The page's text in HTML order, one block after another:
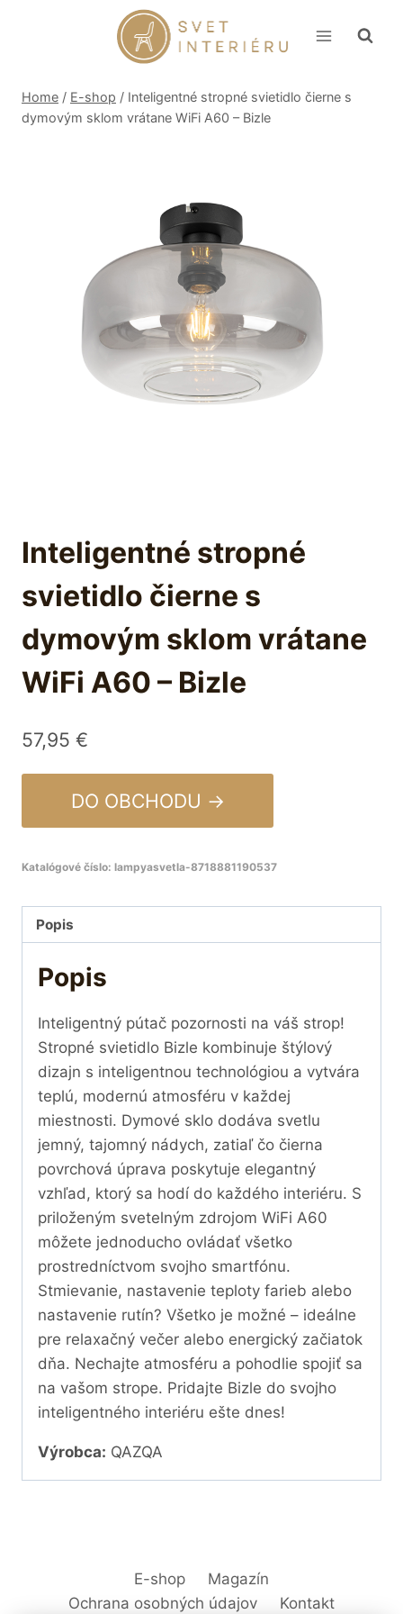
Home / E-shop / Inteligentné stropné svietidlo čierne s
dymovým sklom vrátane WiFi A60 – Bizle
Inteligentné stropné
svietidlo čierne s
dymovým sklom vrátane
WiFi A60 – Bizle
57,95 €
DO OBCHODU →
Katalógové číslo: lampyasvetla-8718881190537
Popis
Popis
Inteligentný pútač pozornosti na váš strop!
Stropné svietidlo Bizle kombinuje štýlový
dizajn s inteligentnou technológiou a vytvára
teplú, modernú atmosféru v každej
miestnosti. Dymové sklo dodáva svetlu
jemný, tajomný nádych, zatiaľ čo čierna
povrchová úprava poskytuje elegantný
vzhľad, ktorý sa hodí do každého interiéru. S
priloženým svetelným zdrojom WiFi A60
môžete jednoducho ovládať všetko
prostredníctvom svojho smartfónu.
Stmievanie, nastavenie teploty farieb alebo
nastavenie rutín? Všetko je možné – ideálne
pre relaxačný večer alebo energický začiatok
dňa. Nechajte atmosféru a pohodlie spojiť sa
na vašom strope. Pridajte Bizle do svojho
inteligentného interiéru ešte dnes!
Výrobca: QAZQA
E-shop
Magazín
Ochrana osobných údajov
Kontakt